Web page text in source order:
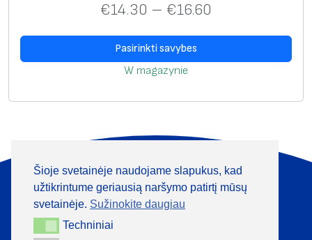
€14.30 – €16.60
Pasirinkti savybes
W magazynie
Apie mus
Produktai
Informacija
Šioje svetainėje naudojame slapukus, kad
užtikrintume geriausią naršymo patirtį mūsų
svetainėje. Sužinokite daugiau
TechniniaiTechniniai